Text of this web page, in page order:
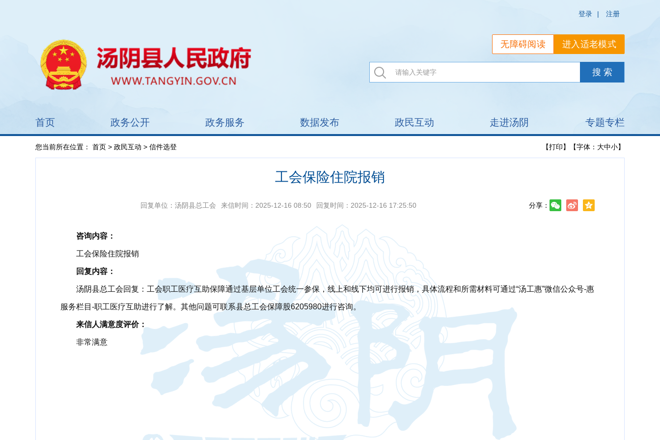
登录 | 注册
进入适老模式
无障碍阅读
首页 政务公开 政务服务 数据发布 政民互动 走进汤阴 专题专栏
您当前所在位置： 首页 > 政民互动 > 信件选登 【打印】 【字体： 大中小】
工会保险住院报销
回复单位：汤阴县总工会 来信时间：2025-12-16 08:50 回复时间：2025-12-16 17:25:50 分享：
咨询内容：
工会保险住院报销
回复内容：
汤阴县总工会回复：工会职工医疗互助保障通过基层单位工会统一参保，线上和线下均可进行报销，具体流程和所需材料可通过“汤工惠”微信公众号-惠
服务栏目-职工医疗互助进行了解。其他问题可联系县总工会保障股6205980进行咨询。
来信人满意度评价：
非常满意